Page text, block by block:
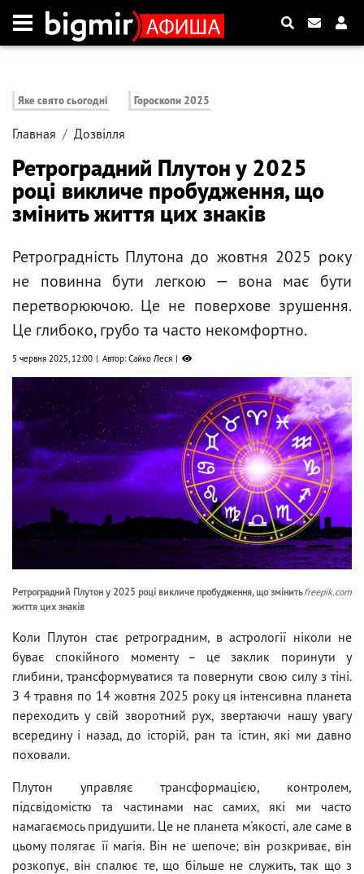
Яке свято сьогодні Гороскопи 2025
Главная Дозвілля
Ретроградний Плутон у 2025
році викличе пробудження, що
змінить життя цих знаків
Ретроградність Плутона до жовтня 2025 року
не повинна бути легкою — вона має бути
перетворюючою. Це не поверхове зрушення.
Це глибоко, грубо та часто некомфортно.
5 червня 2025, 12:00 Автор: Сайко Леся
Ретроградний Плутон у 2025 році викличе пробудження, що змінить
життя цих знаків
freepik.com
Коли Плутон стає ретроградним, в астрології ніколи не
буває спокійного моменту – це заклик поринути у
глибини, трансформуватися та повернути свою силу з тіні.
З 4 травня по 14 жовтня 2025 року ця інтенсивна планета
переходить у свій зворотний рух, звертаючи нашу увагу
всередину і назад, до історій, ран та істин, які ми давно
поховали.
Плутон управляє трансформацією, контролем,
підсвідомістю та частинами нас самих, які ми часто
намагаємось придушити. Це не планета м'якості, але саме в
цьому полягає її магія. Він не шепоче; він розкриває, він
розкопує, він спалює те, що більше не служить, так що з